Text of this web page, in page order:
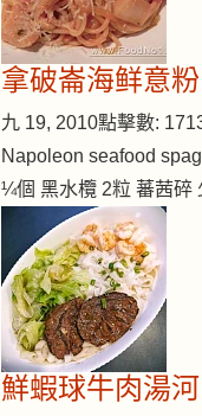
拿破崙海鲜意粉
九 19, 2010點擊數:
Napoleon seafood
¼個 黑水欖 2粒 蕃茜碎
鮮蝦球牛肉湯河